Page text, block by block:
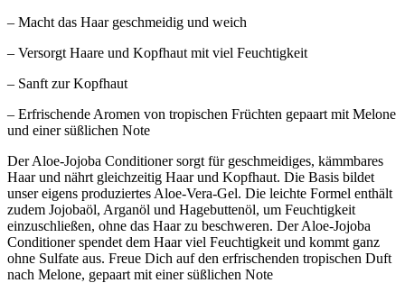
– Macht das Haar geschmeidig und weich
– Versorgt Haare und Kopfhaut mit viel Feuchtigkeit
– Sanft zur Kopfhaut
– Erfrischende Aromen von tropischen Früchten gepaart mit Melone
und einer süßlichen Note
Der Aloe-Jojoba Conditioner sorgt für geschmeidiges, kämmbares
Haar und nährt gleichzeitig Haar und Kopfhaut. Die Basis bildet
unser eigens produziertes Aloe-Vera-Gel. Die leichte Formel enthält
zudem Jojobaöl, Arganöl und Hagebuttenöl, um Feuchtigkeit
einzuschließen, ohne das Haar zu beschweren. Der Aloe-Jojoba
Conditioner spendet dem Haar viel Feuchtigkeit und kommt ganz
ohne Sulfate aus. Freue Dich auf den erfrischenden tropischen Duft
nach Melone, gepaart mit einer süßlichen Note